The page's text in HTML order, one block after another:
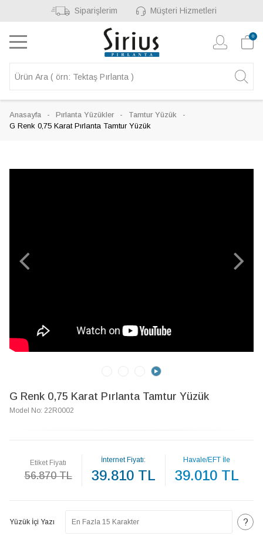
Siparişlerim Müşteri Hizmetleri
0
Anasayfa Pırlanta Yüzükler
Tamtur Yüzük
G Renk 0,75 Karat Pırlanta Tamtur Yüzük
G Renk 0,75 Karat Pırlanta Tamtur Yüzük
Model No: 22R0002
Etiket Fiyatı
56.870 TL
İnternet Fiyatı:
39.810 TL
Havale/EFT İle
39.010 TL
Yüzük İçi Yazı ?